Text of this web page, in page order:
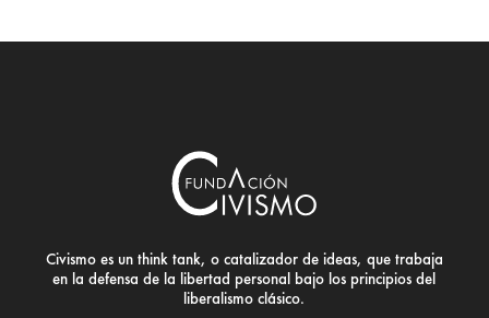
Civismo es un think tank, o catalizador de ideas, que trabaja
en la defensa de la libertad personal bajo los principios del
liberalismo clásico.